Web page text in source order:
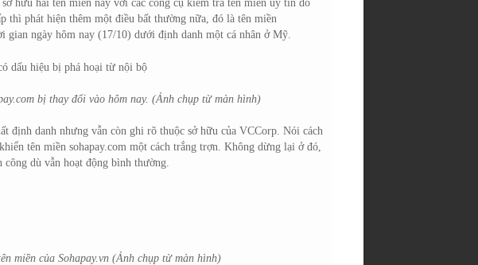
hữu hai tên miền này với các công cụ kiểm tra tên miền uy tín do
thì phát hiện thêm một điều bất thường nữa, đó là tên miền
gian ngày hôm nay (17/10) dưới định danh một cá nhân ở Mỹ.
bị thay đổi vào hôm nay. (Ảnh chụp từ màn hình)
định danh nhưng vẫn còn ghi rõ thuộc sở hữu của VCCorp. Nói cách
tên miền sohapay.com một cách trắng trợn. Không dừng lại ở đó,
công dù vẫn hoạt động bình thường.
miền của Sohapay.vn (Ảnh chụp từ màn hình)